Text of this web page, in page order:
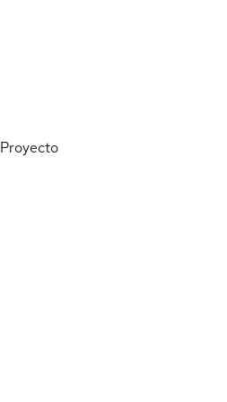
Proyecto